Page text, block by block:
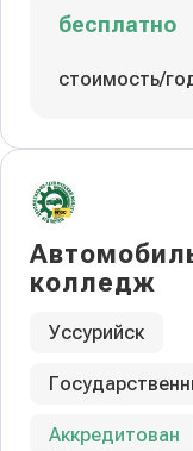
бесплатно
стоимость/
колледж
Уссурийск
Аккредитован